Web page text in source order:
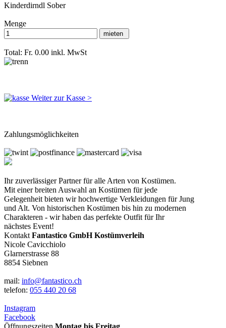
Kinderdirndl Sober
Menge
Total: Fr. 0.00 inkl. MwSt
Weiter zur Kasse >
Zahlungsmöglichkeiten
Ihr zuverlässiger Partner für alle Arten von Kostümen.
Mit einer breiten Auswahl an Kostümen für jede
Gelegenheit bieten wir hochwertige Verkleidungen für Jung
und Alt. Von historischen Kostümen bis hin zu modernen
Charakteren - wir haben das perfekte Outfit für Ihr
nächstes Event!
Kontakt Fantastico GmbH Kostümverleih
Nicole Cavicchiolo
Glarnerstrasse 88
8854 Siebnen
mail: info@fantastico.ch
telefon: 055 440 20 68
Instagram
Facebook
Öffnungszeiten Montag bis Freitag